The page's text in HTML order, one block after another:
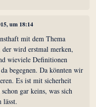
um 18:14
mit dem Thema
der wird erstmal merken,
wieviele Definitionen
begegnen. Da könnten wir
Es ist mit sicherheit
gar keins, was sich
lässt.